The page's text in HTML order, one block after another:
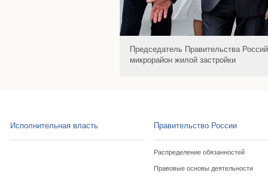
Председатель Правительства
микрорайон жилой застройки
Исполнительная власть Правительство России
Распределение обязанностей
Правовые основы деятельности